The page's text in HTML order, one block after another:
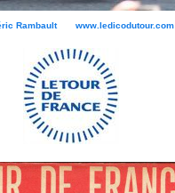
Rambault www.ledicodutour.com